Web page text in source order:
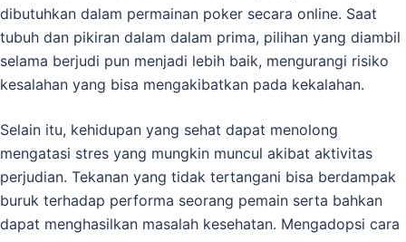
dibutuhkan dalam permainan poker secara online. Saat
tubuh dan pikiran dalam dalam prima, pilihan yang diambil
selama berjudi pun menjadi lebih baik, mengurangi risiko
kesalahan yang bisa mengakibatkan pada kekalahan.
Selain itu, kehidupan yang sehat dapat menolong
mengatasi stres yang mungkin muncul akibat aktivitas
perjudian. Tekanan yang tidak tertangani bisa berdampak
buruk terhadap performa seorang pemain serta bahkan
dapat menghasilkan masalah kesehatan. Mengadopsi cara